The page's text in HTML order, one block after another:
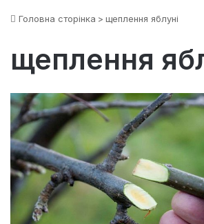
Головна сторінка > щеплення яблуні
щеплення